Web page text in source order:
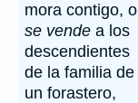
mora contigo, o
se vende a los
descendientes
de la familia de
un forastero,